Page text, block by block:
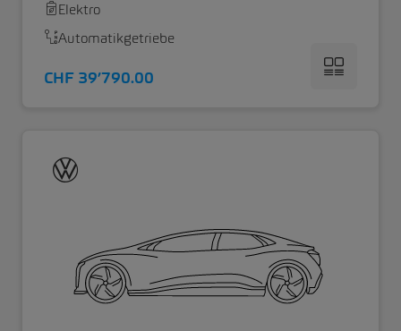
Elektro
Automatikgetriebe
CHF 39’790.00